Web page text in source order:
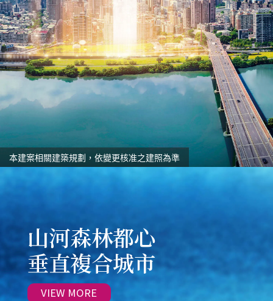
本建案相關建築規劃，依變更核准之建照為準
山河森林都心
垂直複合城市
VIEW MORE